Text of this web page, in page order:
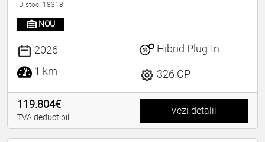
ID stoc: 18318
NOU
2026
1 km
Hibrid Plug-In
326 CP
119.804€
TVA deductibil
Vezi detalii